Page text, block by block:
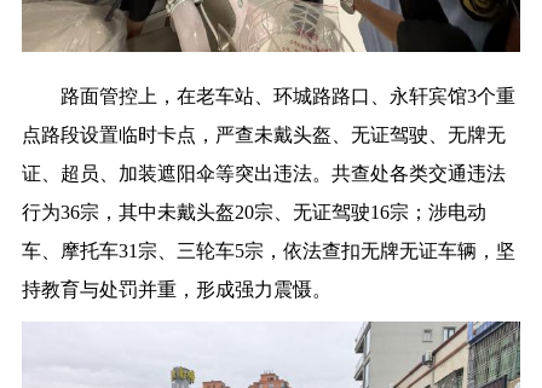
路面管控上，在老车站、环城路路口、永轩宾馆3个重
点路段设置临时卡点，严查未戴头盔、无证驾驶、无牌无
证、超员、加装遮阳伞等突出违法。共查处各类交通违法
行为36宗，其中未戴头盔20宗、无证驾驶16宗；涉电动
车、摩托车31宗、三轮车5宗，依法查扣无牌无证车辆，坚
持教育与处罚并重，形成强力震慑。